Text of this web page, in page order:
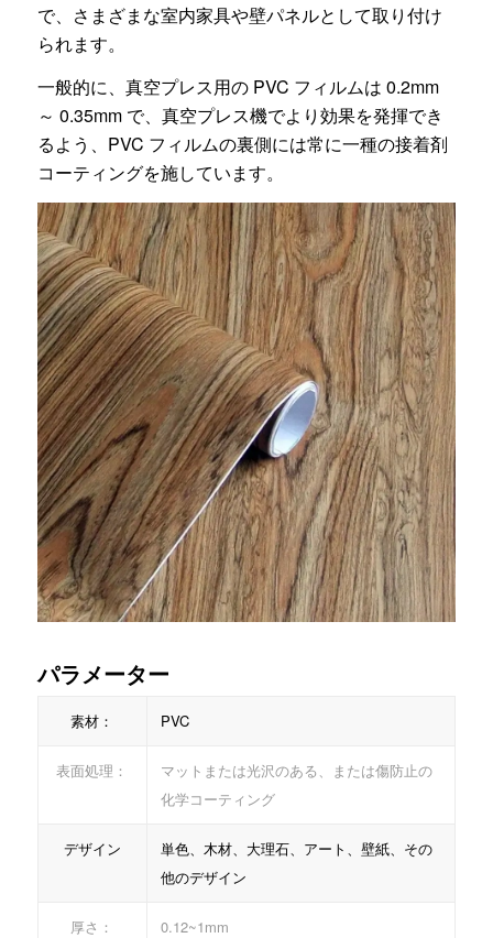
で、さまざまな室内家具や壁パネルとして取り付け
られます。
一般的に、真空プレス用の PVC フィルムは 0.2mm
～ 0.35mm で、真空プレス機でより効果を発揮でき
るよう、PVC フィルムの裏側には常に一種の接着剤
コーティングを施しています。
パラメーター
素材： PVC
表面処理：
マットまたは光沢のある、または傷防止の
化学コーティング
デザイン
単色、木材、大理石、アート、壁紙、その
他のデザイン
厚さ： 0.12~1mm